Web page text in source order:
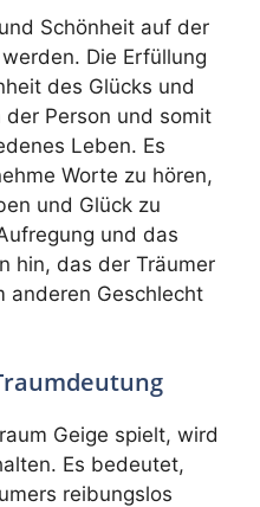
Schönheit auf der
Die Erfüllung
des Glücks und
Person und somit
Leben. Es
Worte zu hören,
und Glück zu
und das
hin, das der Träumer
anderen Geschlecht
Geige spielt, wird
Es bedeutet,
reibungslos